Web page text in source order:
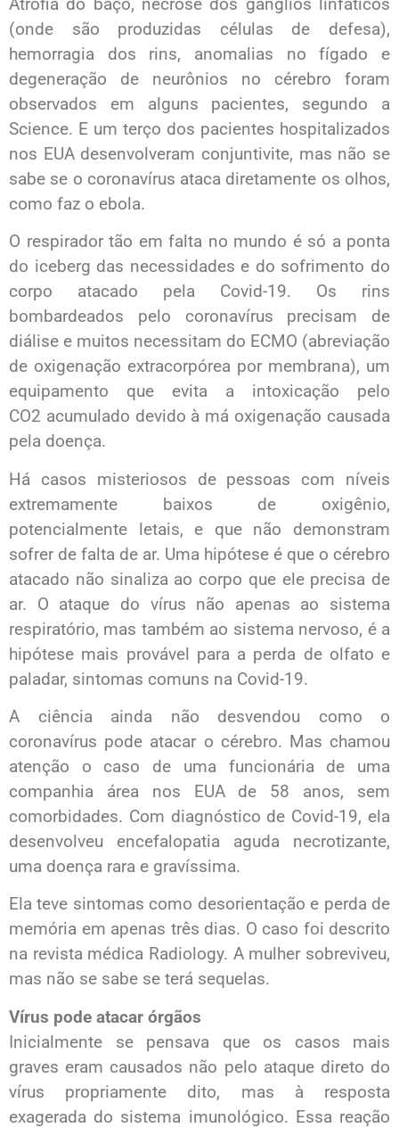
(onde são produzidas células de defesa),
hemorragia dos rins, anomalias no fígado e
degeneração de neurônios no cérebro foram
observados em alguns pacientes, segundo a
Science. E um terço dos pacientes hospitalizados
nos EUA desenvolveram conjuntivite, mas não se
sabe se o coronavírus ataca diretamente os olhos,
como faz o ebola.
O respirador tão em falta no mundo é só a ponta
do iceberg das necessidades e do sofrimento do
corpo atacado pela Covid-19. Os rins
bombardeados pelo coronavírus precisam de
diálise e muitos necessitam do ECMO (abreviação
de oxigenação extracorpórea por membrana), um
equipamento que evita a intoxicação pelo
CO2 acumulado devido à má oxigenação causada
pela doença.
Há casos misteriosos de pessoas com níveis
extremamente baixos de oxigênio,
potencialmente letais, e que não demonstram
sofrer de falta de ar. Uma hipótese é que o cérebro
atacado não sinaliza ao corpo que ele precisa de
ar. O ataque do vírus não apenas ao sistema
respiratório, mas também ao sistema nervoso, é a
hipótese mais provável para a perda de olfato e
paladar, sintomas comuns na Covid-19.
A ciência ainda não desvendou como o
coronavírus pode atacar o cérebro. Mas chamou
atenção o caso de uma funcionária de uma
companhia área nos EUA de 58 anos, sem
comorbidades. Com diagnóstico de Covid-19, ela
desenvolveu encefalopatia aguda necrotizante,
uma doença rara e gravíssima.
Ela teve sintomas como desorientação e perda de
memória em apenas três dias. O caso foi descrito
na revista médica Radiology. A mulher sobreviveu,
mas não se sabe se terá sequelas.
Vírus pode atacar órgãos
Inicialmente se pensava que os casos mais
graves eram causados não pelo ataque direto do
vírus propriamente dito, mas à resposta
exagerada do sistema imunológico. Essa reação